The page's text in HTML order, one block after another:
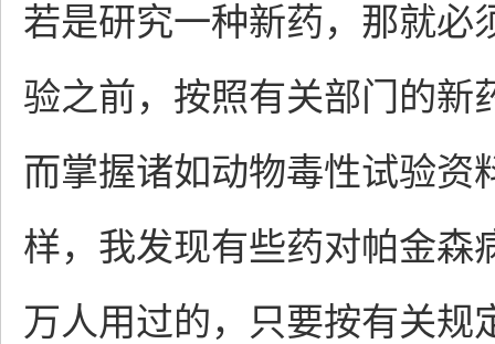
若是研究一种新药，那就必
验之前，按照有关部门的新
而掌握诸如动物毒性试验资
样，我发现有些药对帕金森
万人用过的，只要按有关规